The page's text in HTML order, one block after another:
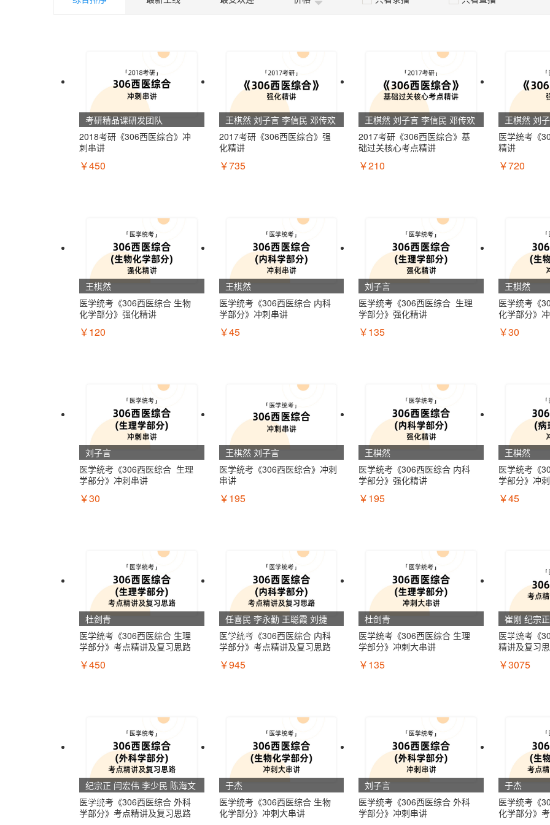
历史学基础
农学化学
农学数学
植物生理学与生物化学
内科学(包括诊断学)
外科学
西医综合
考研精品课研发团队
2018考研《306西医综合》冲
刺串讲
￥450
王棋然 刘子言 李信民 邓传欢
2017考研《306西医综合》强
化精讲
￥735
王棋然 刘子言 李信民 邓传欢
2017考研《306西医综合》基
础过关核心考点精讲
￥210
王棋然 刘
医学统考《
精讲
￥720
王棋然
医学统考《306西医综合 生物
化学部分》强化精讲
￥120
王棋然
医学统考《306西医综合 内科
学部分》冲刺串讲
￥45
刘子言
医学统考《306西医综合  生理
学部分》强化精讲
￥135
王棋然
医学统考《
化学部分》
￥30
刘子言
医学统考《306西医综合  生理
学部分》冲刺串讲
￥30
王棋然 刘子言
医学统考《306西医综合》冲刺
串讲
￥195
王棋然
医学统考《306西医综合 内科
学部分》强化精讲
￥195
王棋然
医学统考《
学部分》冲
￥45
杜剑青
医学统考《306西医综合 生理
学部分》考点精讲及复习思路
￥450
任喜民 李永勤 王聪霞 刘捷
赵万红
医学统考《306西医综合 内科
学部分》考点精讲及复习思路
￥945
杜剑青
医学统考《306西医综合 生理
学部分》冲刺大串讲
￥135
崔刚 纪宗
喜民
医学统考《
精讲及复习
￥3075
纪宗正 闫宏伟 李少民 陈海文
吴刚
医学统考《306西医综合 外科
学部分》考点精讲及复习思路
于杰
医学统考《306西医综合 生物
化学部分》冲刺大串讲
刘子言
医学统考《306西医综合 外科
学部分》冲刺串讲
于杰
医学统考《
化学部分》